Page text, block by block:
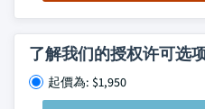
了解我们的授权许可选
起價為: $1,950